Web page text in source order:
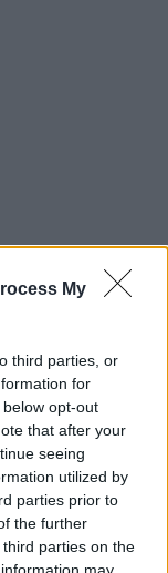
My
third parties, or
for
opt-out
that after your
seeing
utilized by
parties prior to
the further
parties on the
may